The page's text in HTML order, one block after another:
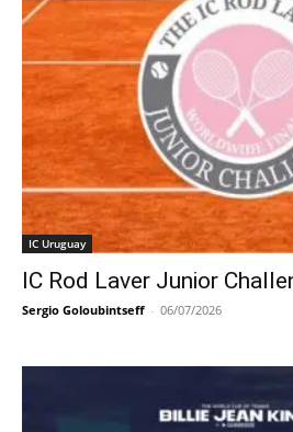
IC Uruguay
IC Rod Laver Junior
Sergio Goloubintseff - 06/07/2026